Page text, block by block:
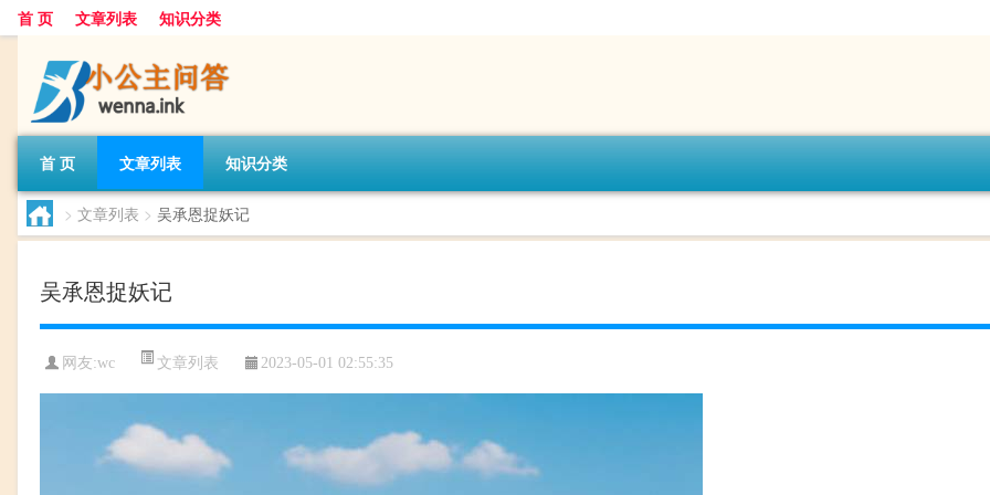
首 页 文章列表 知识分类
首 页 文章列表 知识分类
> 文章列表 > 吴承恩捉妖记
吴承恩捉妖记
网友:wc 文章列表 2023-05-01 02:55:35